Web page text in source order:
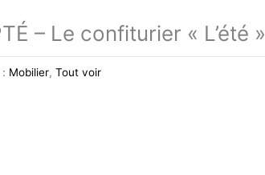
– Le confiturier « L’été »
Mobilier, Tout voir